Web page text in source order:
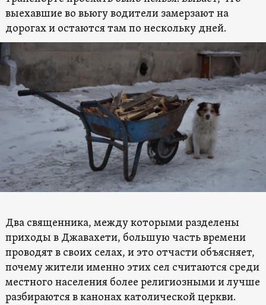
выехавшие во вьюгу водители замерзают на
дорогах и остаются там по нескольку дней.
Два священника, между которыми разделены
приходы в Джавахети, большую часть времени
проводят в своих селах, и это отчасти объясняет,
почему жители именно этих сел считаются среди
местного населения более религиозными и лучше
разбираются в канонах католической церкви.